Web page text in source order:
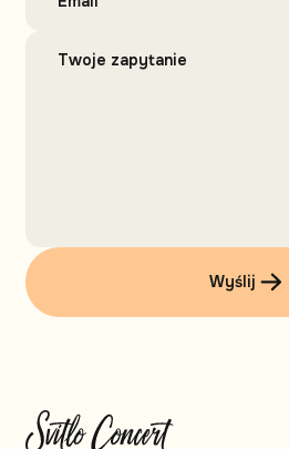
Wyślij